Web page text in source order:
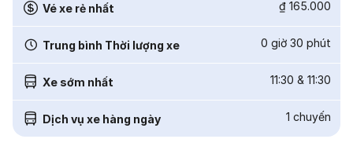
Vé xe rẻ nhất ₫ 165.000
Trung bình Thời lượng xe 0 giờ 30 phút
Xe sớm nhất 11:30 & 11:30
Dịch vụ xe hàng ngày 1 chuyến